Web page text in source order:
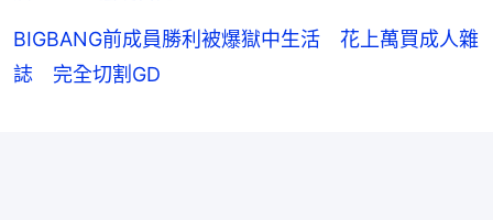
BIGBANG前成員勝利被爆獄中生活 花上萬買成人雜
誌 完全切割GD